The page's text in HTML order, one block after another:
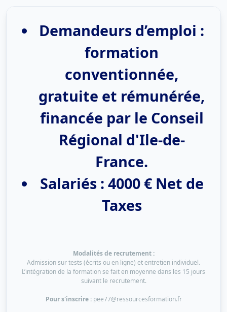
Demandeurs d’emploi :
formation
conventionnée,
gratuite et rémunérée,
financée par le Conseil
Régional d'Ile-de-
France.
Salariés : 4000 € Net de
Taxes
Modalités de recrutement :
Admission sur tests (écrits ou en ligne) et entretien individuel.
L’intégration de la formation se fait en moyenne dans les 15 jours
suivant le recrutement.
Pour s'inscrire : pee77@ressourcesformation.fr